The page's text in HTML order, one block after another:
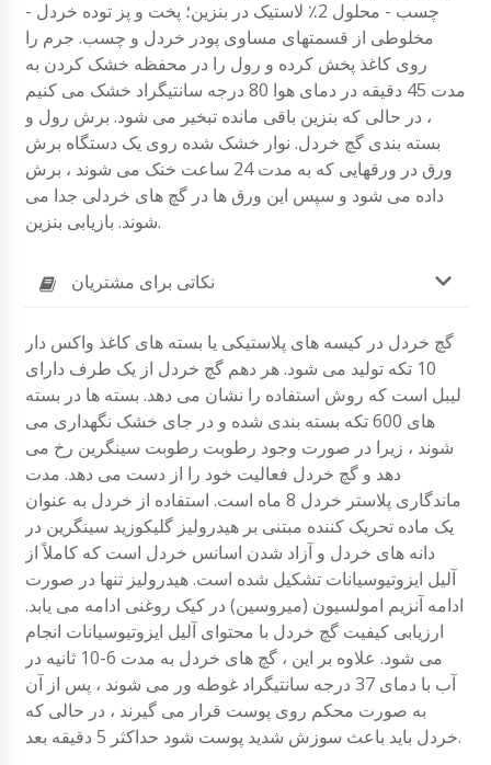
چسب - محلول 2٪ لاستیک در بنزین؛ پخت و پز توده خردل -
مخلوطی از قسمتهای مساوی پودر خردل و چسب. جرم را
روی کاغذ پخش کرده و رول را در محفظه خشک کردن به
مدت 45 دقیقه در دمای هوا 80 درجه سانتیگراد خشک می کنیم
، در حالی که بنزین باقی مانده تبخیر می شود. برش رول و
بسته بندی گچ خردل. نوار خشک شده روی یک دستگاه برش
ورق در ورقهایی که به مدت 24 ساعت خنک می شوند ، برش
داده می شود و سپس این ورق ها در گچ های خردلی جدا می
شوند. بازیابی بنزین.
نکاتی برای مشتریان
گچ خردل در کیسه های پلاستیکی یا بسته های کاغذ واکس دار
10 تکه تولید می شود. هر دهم گچ خردل از یک طرف دارای
لیبل است که روش استفاده را نشان می دهد. بسته ها در بسته
های 600 تکه بسته بندی شده و در جای خشک نگهداری می
شوند ، زیرا در صورت وجود رطوبت رطوبت سینگرین رخ می
دهد و گچ خردل فعالیت خود را از دست می دهد. مدت
ماندگاری پلاستر خردل 8 ماه است. استفاده از خردل به عنوان
یک ماده تحریک کننده مبتنی بر هیدرولیز گلیکوزید سینگرین در
دانه های خردل و آزاد شدن اسانس خردل است که کاملاً از
آلیل ایزوتیوسیانات تشکیل شده است. هیدرولیز تنها در صورت
ادامه آنزیم امولسیون (میروسین) در کیک روغنی ادامه می یابد.
ارزیابی کیفیت گچ خردل با محتوای آلیل ایزوتیوسیانات انجام
می شود. علاوه بر این ، گچ های خردل به مدت 6-10 ثانیه در
آب با دمای 37 درجه سانتیگراد غوطه ور می شوند ، پس از آن
به صورت محکم روی پوست قرار می گیرند ، در حالی که
خردل باید باعث سوزش شدید پوست شود حداکثر 5 دقیقه بعد.